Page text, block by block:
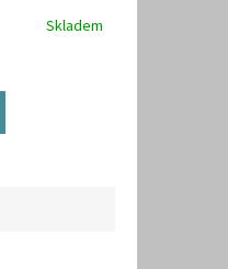
Skladem